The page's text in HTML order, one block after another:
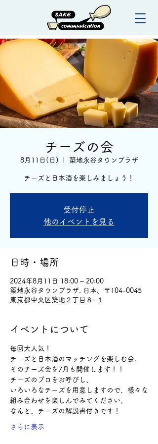
チーズの会
8月11日(日) 築地永谷タウンプラザ
チーズと日本酒を楽しみましょう！
受付停止
他のイベントを見る
日時・場所
2024年8月11日 18:00 – 20:00
築地永谷タウンプラザ, 日本、〒104-0045
東京都中央区築地２丁目８−１
イベントについて
毎回大人気！
チーズと日本酒のマッチングを楽しむ会。
そのチーズ会を7月も開催します！！
チーズのプロをお呼びし、
いろいろなチーズを用意しますので、様々な
組み合わせを楽しんでみてください。
なんと、チーズの解説書付きです！
さらに表示